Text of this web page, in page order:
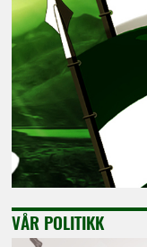
VÅR POLITIKK